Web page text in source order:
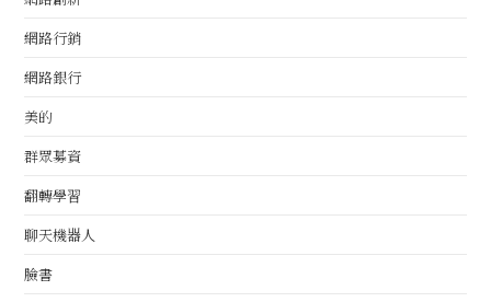
網路行銷
網路銀行
美的
群眾募資
翻轉學習
聊天機器人
臉書